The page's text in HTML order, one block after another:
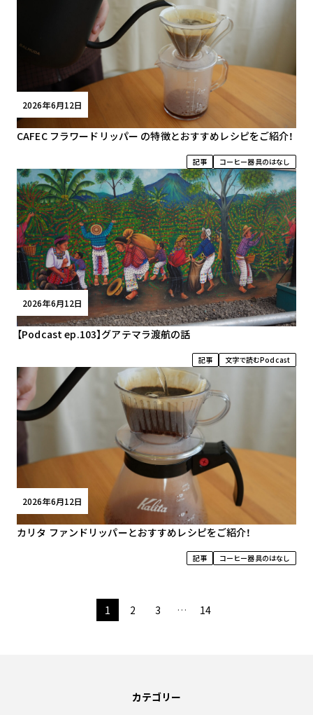
CAFEC フラワードリッパー の特徴とおすすめレシピをご紹介！
2026年6月12日
記事 コーヒー器具のはなし
【Podcast ep.103】グアテマラ渡航の話
2026年6月12日
記事 文字で読むPodcast
カリタ ファンドリッパーとおすすめレシピをご紹介！
2026年6月12日
記事 コーヒー器具のはなし
1 2 3 … 14
カテゴリー